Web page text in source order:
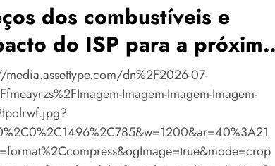
dos combustíveis e
do ISP para a próxima
media.assettype.com/dn%2F2026-07-
Imagem-Imagem-Imagem-